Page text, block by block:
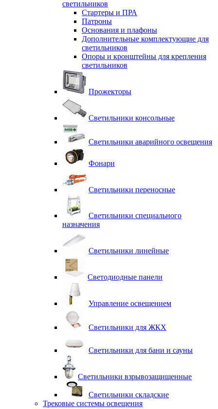
светильников
Стартеры и ПРА
Патроны
Основания и плафоны
Дополнительные комплектующие для
светильников
Опоры и кронштейны для крепления
светильников
Прожекторы
Светильники консольные
Светильники аварийного освещения
Фонари
Светильники переносные
Светильники специального
назначения
Светильники линейные
Светодиодные панели
Управление освещением
Светильники для ЖКХ
Светильники для бани и сауны
Светильники взрывозащищенные
Светильники складские
Трековые системы освещения